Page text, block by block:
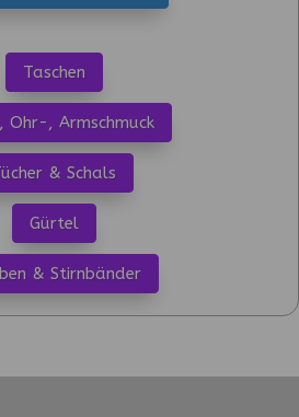
Taschen
Ohr-, Armschmuck
& Schals
Gürtel
& Stirnbänder